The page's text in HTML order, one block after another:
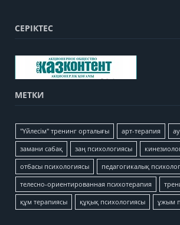
СЕРІКТЕС
МЕТКИ
"Үйлесім" тренинг орталығы арт-терапия
замани сабақ заң психологиясы
отбасы психологиясы педагогикалық
телесно-ориентированная психотерапия
құм терапиясы құқық психологиясы ұжым